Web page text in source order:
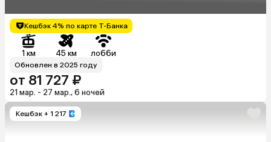
Кешбэк 4% по карте Т-Банка
1 км 45 км лобби
Обновлен в 2025 году
от 81 727 ₽
21 мар. - 27 мар., 6 ночей
Кешбэк + 1 217